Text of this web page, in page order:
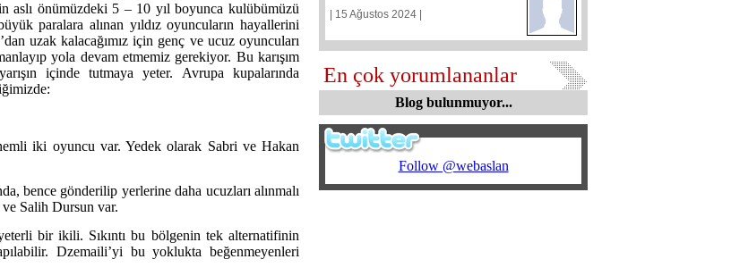
aslı önümüzdeki 5 – 10 yıl boyunca kulübümüzü
paralara alınan yıldız oyuncuların hayallerini
uzak kalacağımız için genç ve ucuz oyuncuları
yola devam etmemiz gerekiyor. Bu karışım
içinde tutmaya yeter. Avrupa kupalarında
iki oyuncu var. Yedek olarak Sabri ve Hakan
bence gönderilip yerlerine daha ucuzları alınmalı
Salih Dursun var.
bir ikili. Sıkıntı bu bölgenin tek alternatifinin
Dzemaili’yi bu yoklukta beğenmeyenleri
| 15 Ağustos 2024 |
En çok yorumlananlar
Blog bulunmuyor...
Follow @webaslan